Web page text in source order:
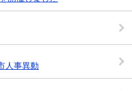
人事異動